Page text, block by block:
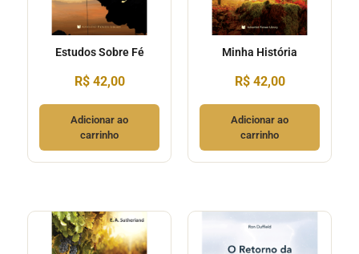
Estudos Sobre Fé
R$42,00
Adicionar ao
carrinho
Minha História
R$42,00
Adicionar ao
carrinho